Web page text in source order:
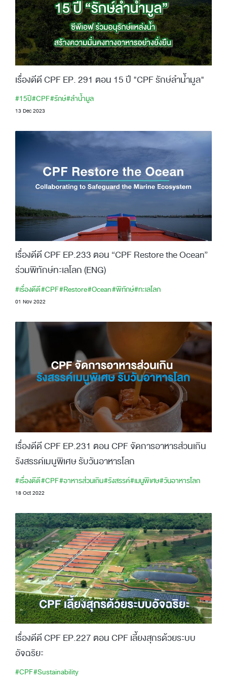
เรื่องดีดี CPF EP. 291 ตอน 15 ปี "CPF รักษ์ลำน้ำมูล"
#15ปี#CPF#รักษ์#ลำน้ำมูล
13 Dec 2023
เรื่องดีดี CPF EP.233 ตอน “CPF Restore the Ocean”
ร่วมพิทักษ์ทะเลโลก (ENG)
#เรื่องดีดี#CPF#Restore#Ocean#พิทักษ์#ทะเลโลก
01 Nov 2022
เรื่องดีดี CPF EP.231 ตอน CPF จัดการอาหารส่วนเกิน
รังสรรค์เมนูพิเศษ รับวันอาหารโลก
#เรื่องดีดี#CPF#อาหารส่วนเกิน#รังสรรค์#เมนูพิเศษ#วันอาหารโลก
18 Oct 2022
เรื่องดีดี CPF EP.227 ตอน CPF เลี้ยงสุกรด้วยระบบ
อัจฉริยะ
#CPF#Sustainability